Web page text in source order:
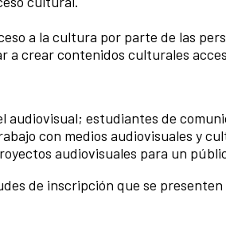
a la cultura por parte de las
a crear contenidos culturales
audiovisual; estudiantes de
con medios audiovisuales y
audiovisuales para un
de inscripción que se